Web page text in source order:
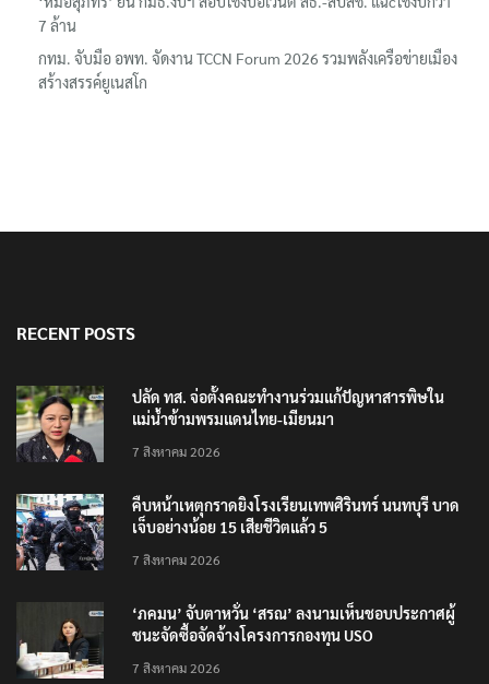
7 ล้าน
กทม. จับมือ อพท. จัดงาน TCCN Forum 2026 รวมพลังเครือข่ายเมือง
สร้างสรรค์ยูเนสโก
RECENT POSTS
ปลัด ทส. จ่อตั้งคณะทำงานร่วมแก้ปัญหาสารพิษใน
แม่น้ำข้ามพรมแดนไทย-เมียนมา
7 สิงหาคม 2026
คืบหน้าเหตุกราดยิงโรงเรียนเทพศิรินทร์ นนทบุรี บาด
เจ็บอย่างน้อย 15 เสียชีวิตแล้ว 5
7 สิงหาคม 2026
‘ภคมน’ จับตาหวั่น ‘สรณ’ ลงนามเห็นชอบประกาศผู้
ชนะจัดซื้อจัดจ้างโครงการกองทุน USO
7 สิงหาคม 2026